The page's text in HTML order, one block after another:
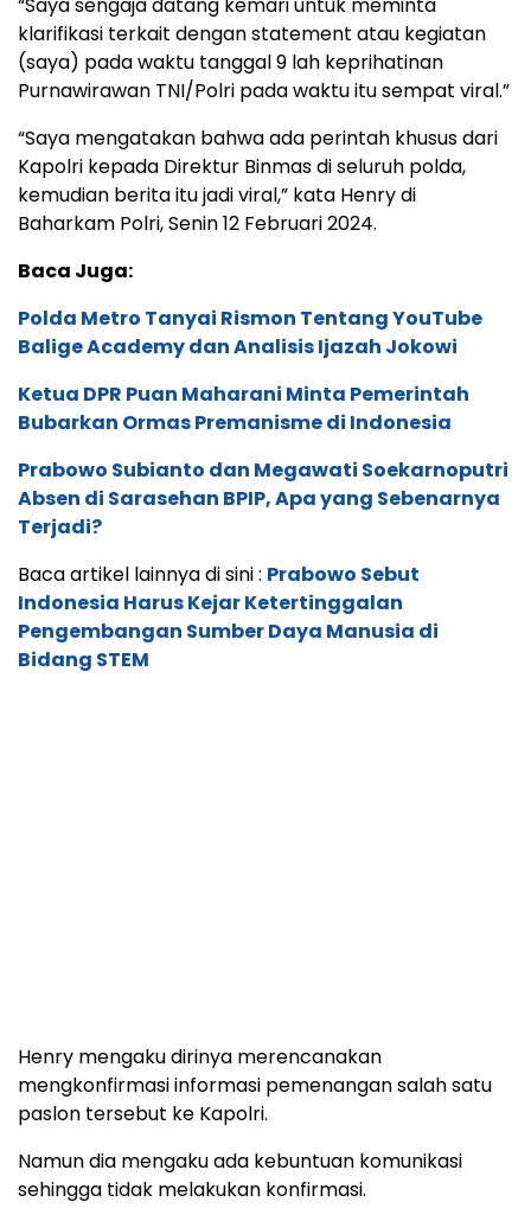
“Saya sengaja datang kemari untuk meminta
klarifikasi terkait dengan statement atau kegiatan
(saya) pada waktu tanggal 9 lah keprihatinan
Purnawirawan TNI/Polri pada waktu itu sempat viral.”
“Saya mengatakan bahwa ada perintah khusus dari
Kapolri kepada Direktur Binmas di seluruh polda,
kemudian berita itu jadi viral,” kata Henry di
Baharkam Polri, Senin 12 Februari 2024.
Baca Juga:
Polda Metro Tanyai Rismon Tentang YouTube
Balige Academy dan Analisis Ijazah Jokowi
Ketua DPR Puan Maharani Minta Pemerintah
Bubarkan Ormas Premanisme di Indonesia
Prabowo Subianto dan Megawati Soekarnoputri
Absen di Sarasehan BPIP, Apa yang Sebenarnya
Terjadi?
Baca artikel lainnya di sini : Prabowo Sebut
Indonesia Harus Kejar Ketertinggalan
Pengembangan Sumber Daya Manusia di
Bidang STEM
Henry mengaku dirinya merencanakan
mengkonfirmasi informasi pemenangan salah satu
paslon tersebut ke Kapolri.
Namun dia mengaku ada kebuntuan komunikasi
sehingga tidak melakukan konfirmasi.